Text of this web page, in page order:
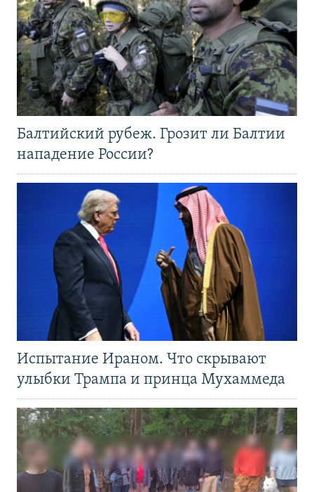
Балтийский рубеж. Грозит ли Балтии
нападение России?
Испытание Ираном. Что скрывают
улыбки Трампа и принца Мухаммеда